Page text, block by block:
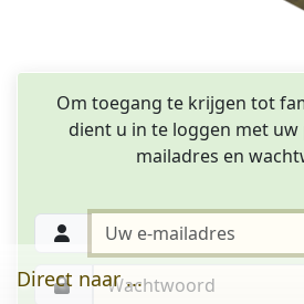
Om toegang te krijgen tot
dient u in te loggen met
mailadres en
Direct naar ...